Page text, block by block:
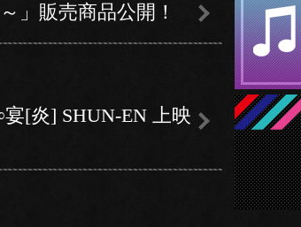
」販売商品公開！
[炎] SHUN-EN 上映